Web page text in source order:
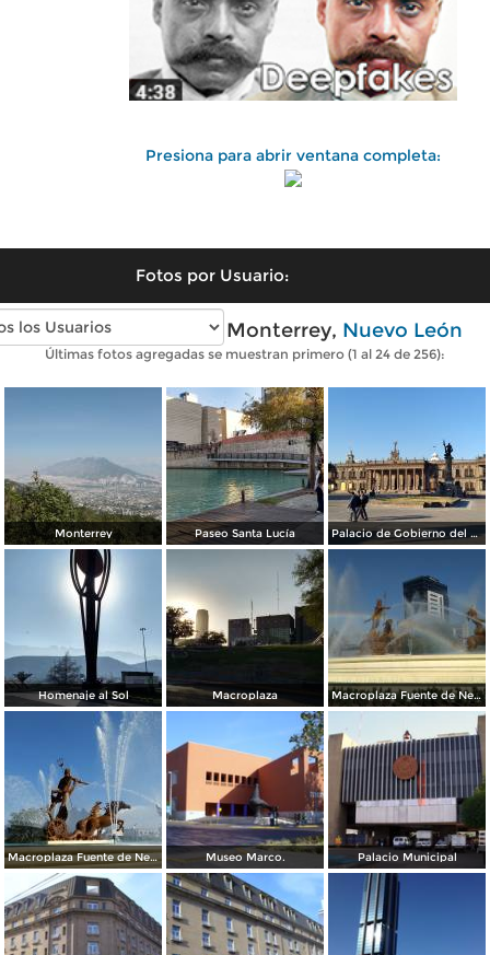
Presiona para abrir ventana completa:
Fotos por Usuario:
Fotos modernas de Monterrey, Nuevo León
Últimas fotos agregadas se muestran primero (1 al 24 de 256):
Monterrey Paseo Santa Lucía Palacio de Gobierno del Estado
Homenaje al Sol Macroplaza Macroplaza Fuente de Neptuno
Macroplaza Fuente de Neptuno Museo Marco. Palacio Municipal